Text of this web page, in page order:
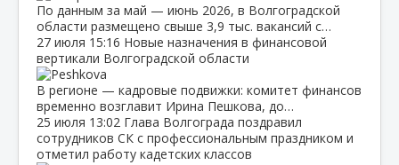
По данным за май — июнь 2026, в Волгоградской
области размещено свыше 3,9 тыс. вакансий с…
27 июля 15:16 Новые назначения в финансовой
вертикали Волгоградской области
В регионе — кадровые подвижки: комитет финансов
временно возглавит Ирина Пешкова, до…
25 июля 13:02 Глава Волгограда поздравил
сотрудников СК с профессиональным праздником и
отметил работу кадетских классов